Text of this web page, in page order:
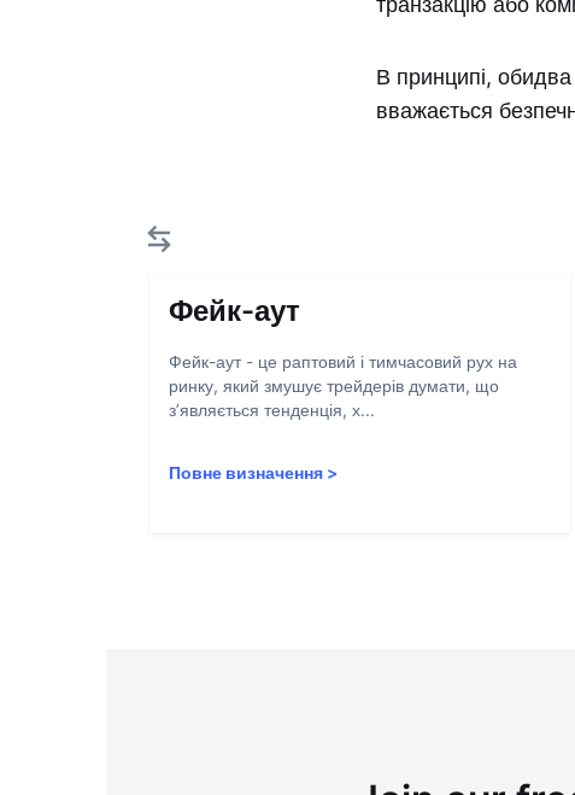
В принципі,
вважається
Фейк-аут
Фейк-аут - це раптовий і тимчасовий рух на
ринку, який змушує трейдерів думати, що
з’являється тенденція, х...
Повне визначення >